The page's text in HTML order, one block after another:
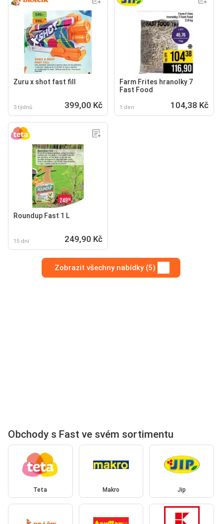
Zuru x shot fast fill
3 týdnů 399,00 Kč
Farm Frites hranolky 7
Fast Food
1 den 104,38 Kč
Roundup Fast 1 L
15 dní 249,90 Kč
Zobrazit všechny nabídky (5)
Obchody s Fast ve svém sortimentu
Teta Makro Jip